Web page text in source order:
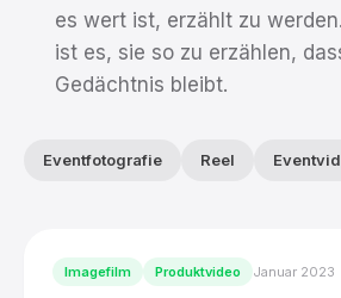
es wert ist, erzählt zu
ist es, sie so zu erzählen,
Gedächtnis bleibt.
Eventfotografie Reel
Imagefilm Produktvideo Januar 2023